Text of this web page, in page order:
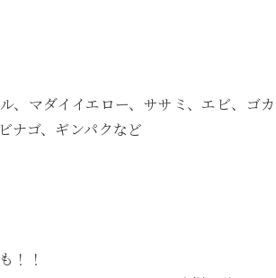
、マダイイエロー、ササミ、エビ、ゴカ
ナゴ、ギンパクなど
！！